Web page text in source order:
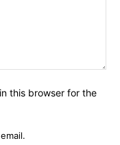
this browser for the